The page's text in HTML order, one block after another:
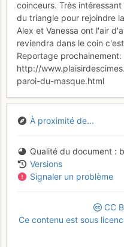
coinceurs. Très
du triangle pour rejoindre
Alex et Vanessa ont l'air
reviendra dans le coin
Reportage prochainement:
http://
paroi-du-masque.html
À proximité de...
Qualité du document
Versions
Signaler un problème
CC
Ce contenu est sous